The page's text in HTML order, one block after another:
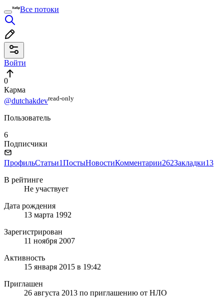
Все потоки
Войти
0
Карма
@dutchakdevread⁠-⁠only
Пользователь
6
Подписчики
ПрофильСтатьи1ПостыНовостиКомментарии262Закладки13
В рейтинге
Не участвует
Дата рождения
13 марта 1992
Зарегистрирован
11 ноября 2007
Активность
15 января 2015 в 19:42
Приглашен
26 августа 2013 по приглашению от НЛО